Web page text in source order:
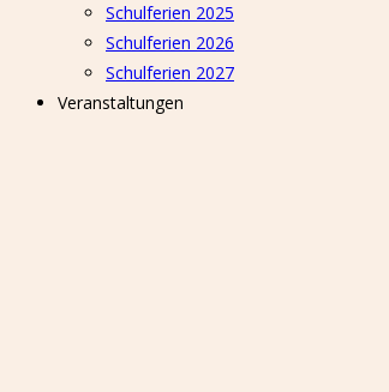
Schulferien 2025
Schulferien 2026
Schulferien 2027
Veranstaltungen